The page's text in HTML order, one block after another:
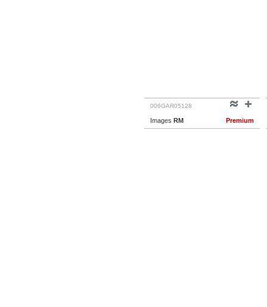
006GAR05128
Images RM Premium